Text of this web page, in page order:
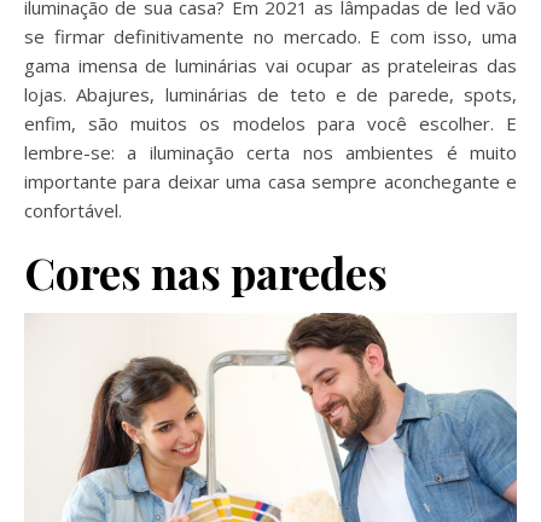
iluminação de sua casa? Em 2021 as lâmpadas de led vão
se firmar definitivamente no mercado. E com isso, uma
gama imensa de luminárias vai ocupar as prateleiras das
lojas. Abajures, luminárias de teto e de parede, spots,
enfim, são muitos os modelos para você escolher. E
lembre-se: a iluminação certa nos ambientes é muito
importante para deixar uma casa sempre aconchegante e
confortável.
Cores nas paredes